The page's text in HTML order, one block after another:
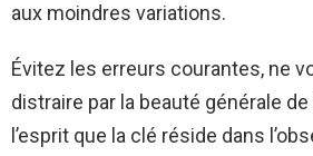
aux moindres variations.
Évitez les erreurs courantes, ne
distraire par la beauté générale de
l’esprit que la clé réside dans